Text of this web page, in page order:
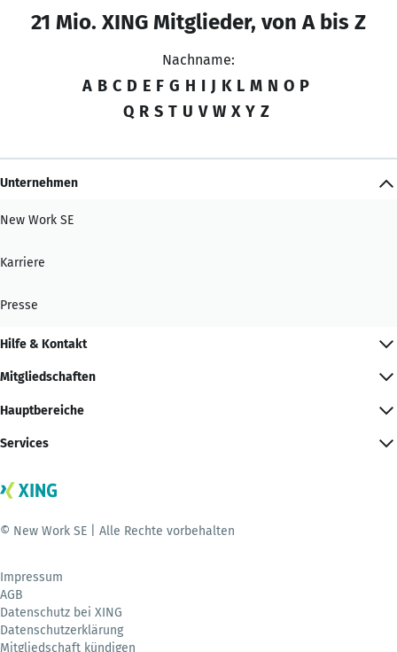
21 Mio. XING Mitglieder, von A bis Z
Nachname:
A B C D E F G H I J K L M N O P
Q R S T U V W X Y Z
Unternehmen
New Work SE
Karriere
Presse
Hilfe & Kontakt
Mitgliedschaften
Hauptbereiche
Services
© New Work SE | Alle Rechte vorbehalten
Impressum
AGB
Datenschutz bei XING
Datenschutzerklärung
Mitgliedschaft kündigen